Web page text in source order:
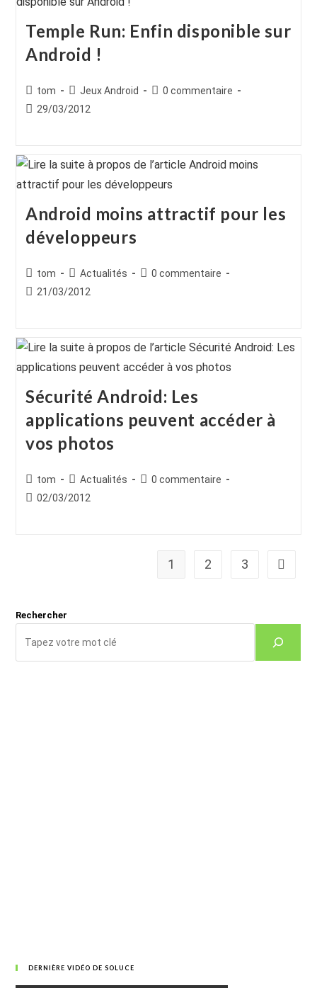
Temple Run: Enfin disponible sur
Android !
Auteur/autrice
de
tom
Post
category:
Jeux Android
Commentaires
0 commentaire
Publication
29/03/2012
Android moins attractif pour les
développeurs
Auteur/autrice
de
tom
Post
category:
Actualités
Commentaires
0 commentaire
Publication
21/03/2012
Sécurité Android: Les
applications peuvent accéder à
vos photos
Auteur/autrice
de
tom
Post
category:
Actualités
Commentaires
0 commentaire
Publication
02/03/2012
1 2 3
Rechercher
DERNIÈRE VIDÉO DE SOLUCE